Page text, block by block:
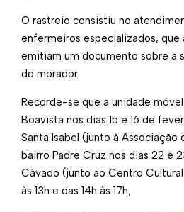
​O rastreio consistiu no
enfermeiros especializados, que
emitiam um documento sobre a
do morador.
Recorde-se que a unidade
Boavista nos dias 15 e 16 de
Santa Isabel (junto à Associação
bairro Padre Cruz nos dias 22 e
Cávado (junto ao Centro
às 13h e das 14h às 17h;